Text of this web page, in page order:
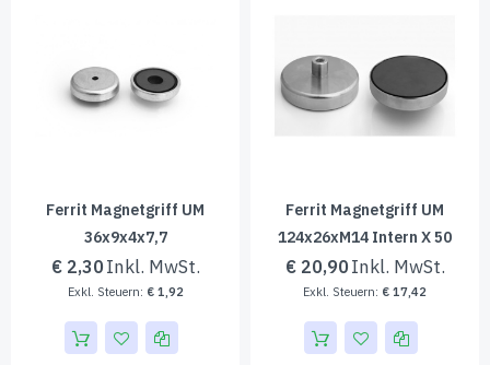
Ferrit Magnetgriff UM
36x9x4x7,7
€ 2,30
€ 1,92
Ferrit Magnetgriff UM
124x26xM14 Intern X 50
€ 20,90
€ 17,42